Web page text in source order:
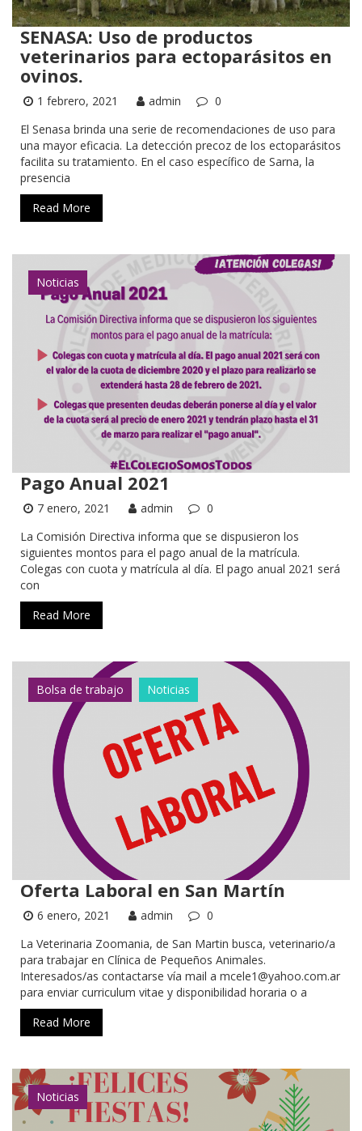
SENASA: Uso de productos
veterinarios para ectoparásitos en
ovinos.
1 febrero, 2021 admin
0
El Senasa brinda una serie de recomendaciones de uso para
una mayor eficacia. La detección precoz de los ectoparásitos
facilita su tratamiento. En el caso específico de Sarna, la
presencia
Read More
Noticias
Pago Anual 2021
7 enero, 2021 admin
0
La Comisión Directiva informa que se dispusieron los
siguientes montos para el pago anual de la matrícula.
Colegas con cuota y matrícula al día. El pago anual 2021 será
con
Read More
Bolsa de trabajo Noticias
Oferta Laboral en San Martín
6 enero, 2021 admin
0
La Veterinaria Zoomania, de San Martin busca, veterinario/a
para trabajar en Clínica de Pequeños Animales.
Interesados/as contactarse vía mail a mcele1@yahoo.com.ar
para enviar curriculum vitae y disponibilidad horaria o a
Read More
Noticias